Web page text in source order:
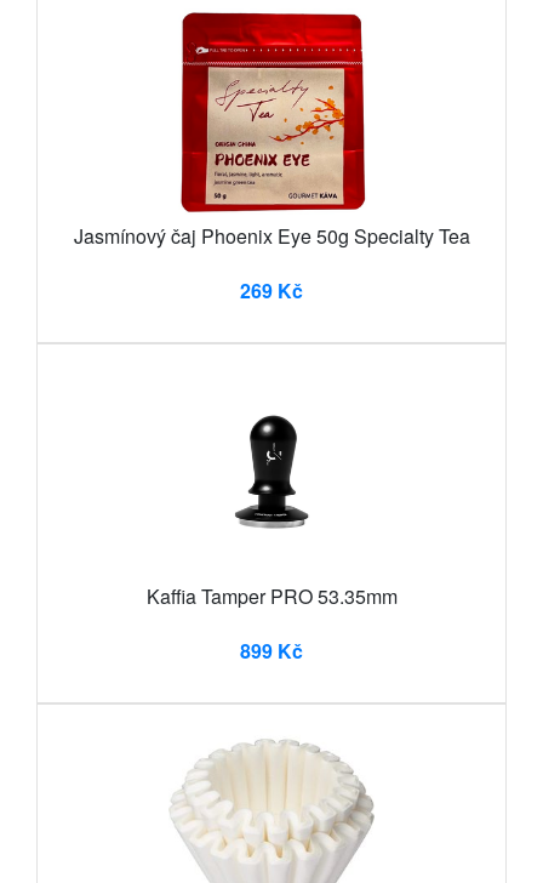
Jasmínový čaj Phoenix Eye 50g Specialty Tea
269 Kč
Kaffia Tamper PRO 53.35mm
899 Kč